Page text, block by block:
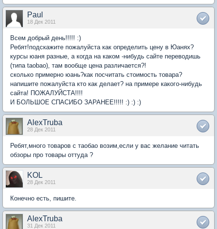
Paul
18 Дек 2011
Всем добрый день!!!!! :)
Ребят!подскажите пожалуйста как определить цену в Юанях?
курсы юаня разные, а когда на каком -нибудь сайте переводишь
(типа taobao), там вообще цена различается?!
сколько примерно юань?как посчитать стоимость товара?
напишите пожалуйста кто как делает? на примере какого-нибудь
сайта! ПОЖАЛУЙСТА!!!!
И БОЛЬШОЕ СПАСИБО ЗАРАНЕЕ!!!!! :) :) :)
AlexTruba
28 Дек 2011
Ребят,много товаров с таобао возим,если у вас желание читать
обзоры про товары оттуда ?
KOL
28 Дек 2011
Конечно есть, пишите.
AlexTruba
31 Дек 2011